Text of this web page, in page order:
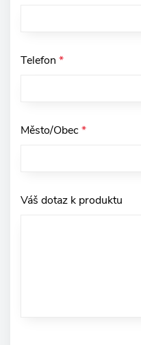
Telefon *
Město/Obec*
Váš dotaz k produktu